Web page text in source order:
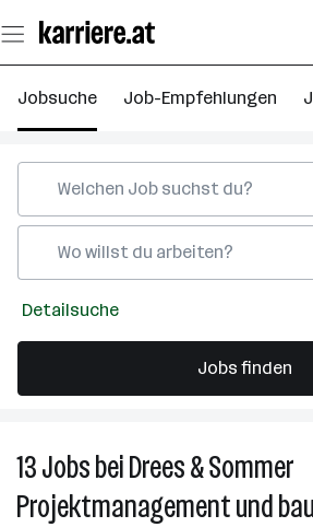
Seiteninhalt
springen
Jobsuche Job-Empfehlungen
Detailsuche
Jobs finden
13JobsbeiDrees & Sommer
Projektmanagement und